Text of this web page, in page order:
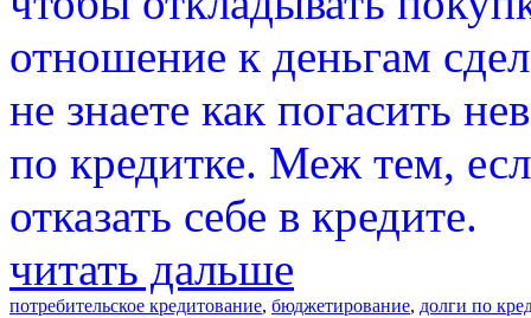
отношение к деньгам
не знаете как погасить
по кредитке. Меж тем,
отказать себе в кредите.
читать дальше
потребительское кредитование, бюджетирование, долги по